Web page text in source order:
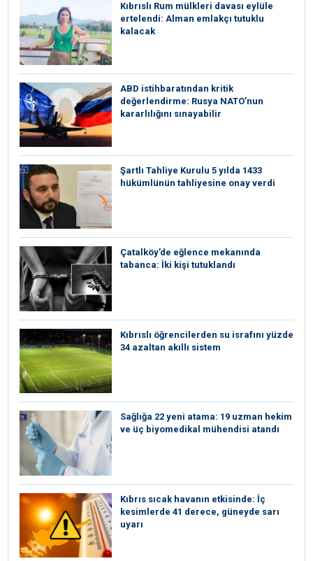
Kıbrıslı Rum mülkleri davası eylüle
ertelendi: Alman emlakçı tutuklu
kalacak
ABD istihbaratından kritik
değerlendirme: Rusya NATO’nun
kararlılığını sınayabilir
Şartlı Tahliye Kurulu 5 yılda 1433
hükümlünün tahliyesine onay verdi
Çatalköy’de eğlence mekanında
tabanca: İki kişi tutuklandı
Kıbrıslı öğrencilerden su israfını yüzde
34 azaltan akıllı sistem
Sağlığa 22 yeni atama: 19 uzman hekim
ve üç biyomedikal mühendisi atandı
Kıbrıs sıcak havanın etkisinde: İç
kesimlerde 41 derece, güneyde sarı
uyarı